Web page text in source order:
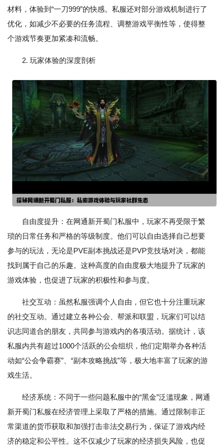
材料，体验到“一刀999”的快感。私服还对部分游戏机制进行了
优化，如减少不必要的任务流程、调整游戏平衡性等，使得整
个游戏节奏更加紧凑和流畅。
2. 玩家体验的深度剖析
自由度提升：在网通新开蜀门私服中，玩家不再受限于繁
琐的日常任务和严格的等级制度。他们可以自由选择自己想要
参与的玩法，无论是PVE副本挑战还是PVP竞技场对决，都能
找到属于自己的乐趣。这种高度的自由度极大地提升了玩家的
游戏体验，也促进了玩家的积极性和参与度。
社交互动：虽然私服强调个人自由，但它也十分注重玩家
的社交互动。通过建立各种公会、帮派和联盟，玩家们可以结
识志同道合的朋友，共同参与游戏内的各项活动。据统计，该
私服内共有超过1000个活跃的公会组织，他们定期举办各种活
动如“公会争霸赛”、“副本攻略挑战”等，极大地丰富了玩家的游
戏生活。
经济系统：不同于一些问题私服中的“黑金”泛滥现象，网通
新开蜀门私服在经济管理上采取了严格的措施。通过限制非正
常渠道的货币获取和加强打击非法交易行为，保证了游戏内经
济的稳定和公平性。这不仅减少了玩家的经济损失风险，也促